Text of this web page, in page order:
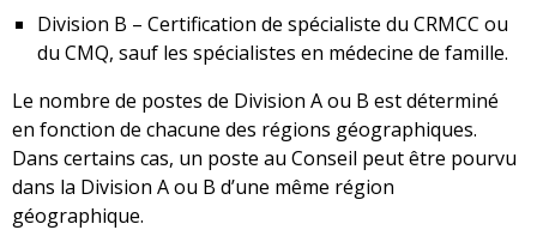
Division B – Certification de spécialiste du CRMCC ou
du CMQ, sauf les spécialistes en médecine de famille.
Le nombre de postes de Division A ou B est déterminé
en fonction de chacune des régions géographiques.
Dans certains cas, un poste au Conseil peut être pourvu
dans la Division A ou B d’une même région
géographique.